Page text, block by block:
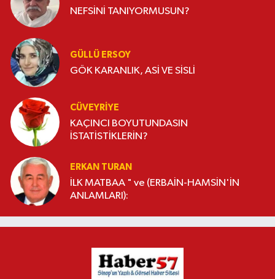
NEFSİNİ TANIYORMUSUN?
GÜLLÜ ERSOY
GÖK KARANLIK, ASİ VE SİSLİ
CÜVEYRIYE
KAÇINCI BOYUTUNDASIN
İSTATİSTİKLERİN?
ERKAN TURAN
İLK MATBAA " ve (ERBAİN-HAMSİN'İN
ANLAMLARI):